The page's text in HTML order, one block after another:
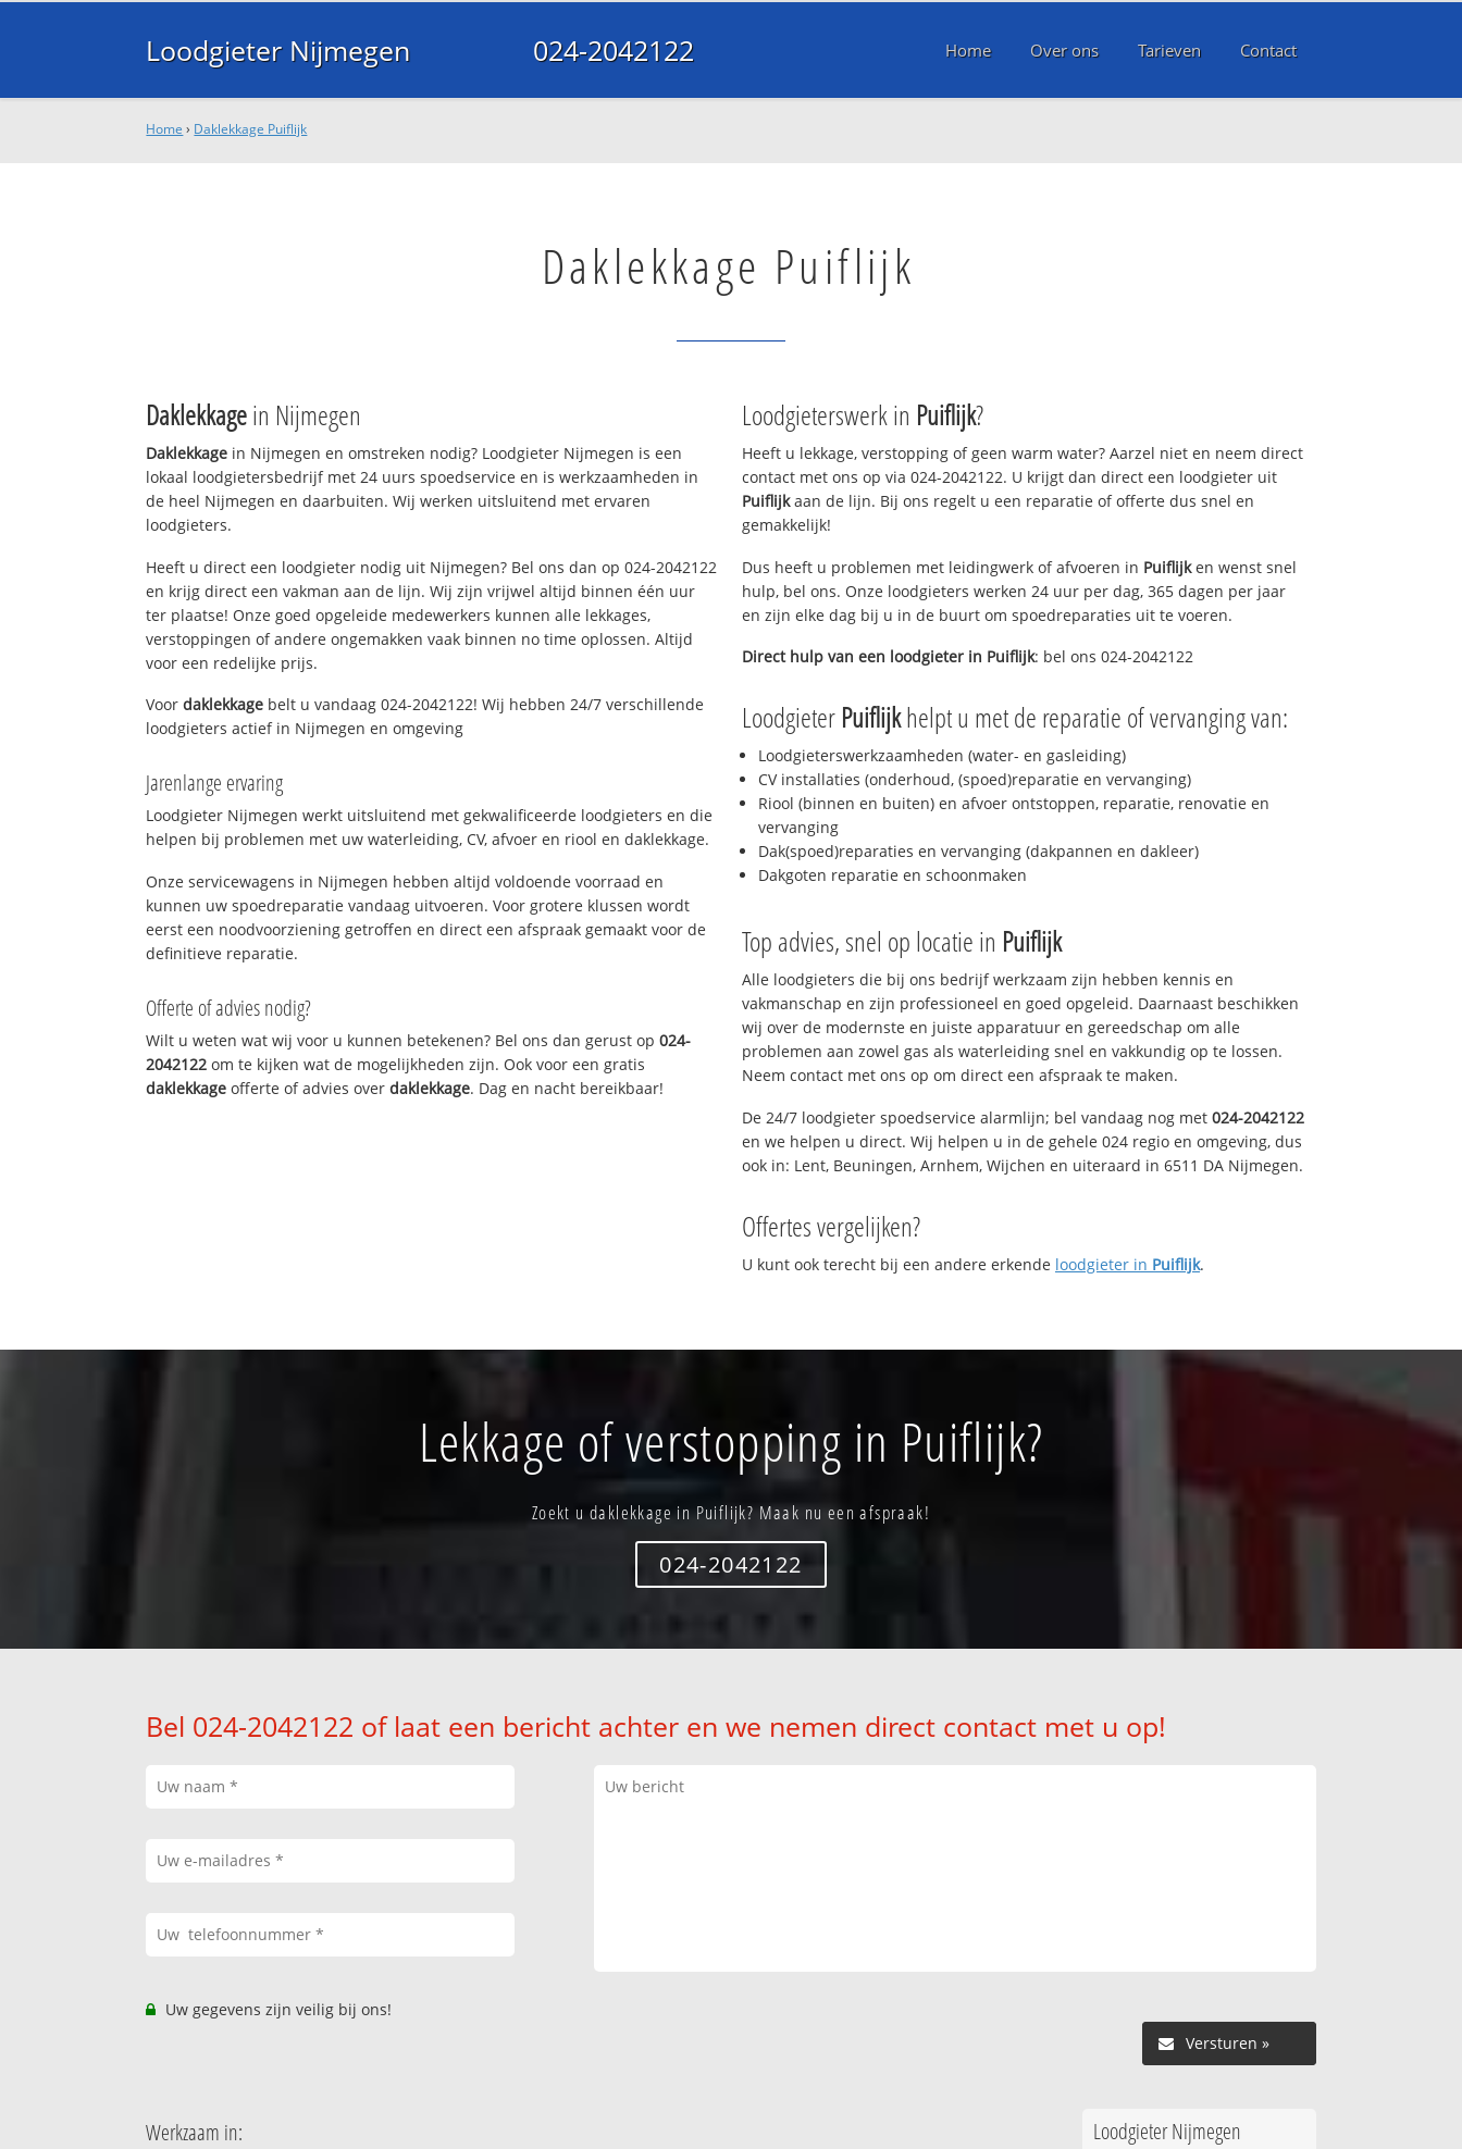
Loodgieter Nijmegen 024-2042122 Home Over ons Tarieven Contact
Home › Daklekkage Puiflijk
Daklekkage Puiflijk
Daklekkagein Nijmegen
Daklekkage in Nijmegen en omstreken nodig? Loodgieter Nijmegen is een
lokaal loodgietersbedrijf met 24 uurs spoedservice en is werkzaamheden in
de heel Nijmegen en daarbuiten. Wij werken uitsluitend met ervaren
loodgieters.
Heeft u direct een loodgieter nodig uit Nijmegen? Bel ons dan op 024-2042122
en krijg direct een vakman aan de lijn. Wij zijn vrijwel altijd binnen één uur
ter plaatse! Onze goed opgeleide medewerkers kunnen alle lekkages,
verstoppingen of andere ongemakken vaak binnen no time oplossen. Altijd
voor een redelijke prijs.
Voordaklekkage belt u vandaag 024-2042122! Wij hebben 24/7 verschillende
loodgieters actief in Nijmegen en omgeving
Jarenlange ervaring
Loodgieter Nijmegen werkt uitsluitend met gekwalificeerde loodgieters en die
helpen bij problemen met uw waterleiding, CV, afvoer en riool en daklekkage.
Onze servicewagens in Nijmegen hebben altijd voldoende voorraad en
kunnen uw spoedreparatie vandaag uitvoeren. Voor grotere klussen wordt
eerst een noodvoorziening getroffen en direct een afspraak gemaakt voor de
definitieve reparatie.
Offerte of advies nodig?
Wilt u weten wat wij voor u kunnen betekenen? Bel ons dan gerust op024-
2042122 om te kijken wat de mogelijkheden zijn. Ook voor een gratis
daklekkage offerte of advies overdaklekkage. Dag en nacht bereikbaar!
Loodgieterswerk in Puiflijk?
Heeft u lekkage, verstopping of geen warm water? Aarzel niet en neem direct
contact met ons op via 024-2042122. U krijgt dan direct een loodgieter uit
Puiflijkaan de lijn. Bij ons regelt u een reparatie of offerte dus snel en
gemakkelijk!
Dus heeft u problemen met leidingwerk of afvoeren in Puiflijken wenst snel
hulp, bel ons. Onze loodgieters werken 24 uur per dag, 365 dagen per jaar
en zijn elke dag bij u in de buurt om spoedreparaties uit te voeren.
Direct hulp van een loodgieter in Puiflijk: bel ons 024-2042122
Loodgieter Puiflijkhelpt u met de reparatie of vervanging van:
Loodgieterswerkzaamheden (water- en gasleiding)
CV installaties (onderhoud, (spoed)reparatie en vervanging)
Riool (binnen en buiten) en afvoer ontstoppen, reparatie, renovatie en
vervanging
Dak(spoed)reparaties en vervanging (dakpannen en dakleer)
Dakgoten reparatie en schoonmaken
Top advies, snel op locatie in Puiflijk
Alle loodgieters die bij ons bedrijf werkzaam zijn hebben kennis en
vakmanschap en zijn professioneel en goed opgeleid. Daarnaast beschikken
wij over de modernste en juiste apparatuur en gereedschap om alle
problemen aan zowel gas als waterleiding snel en vakkundig op te lossen.
Neem contact met ons op om direct een afspraak te maken.
De 24/7 loodgieter spoedservice alarmlijn; bel vandaag nog met 024-2042122
en we helpen u direct. Wij helpen u in de gehele 024 regio en omgeving, dus
ook in: Lent, Beuningen, Arnhem, Wijchen en uiteraard in 6511 DA Nijmegen.
Offertes vergelijken?
U kunt ook terecht bij een andere erkende loodgieter in Puiflijk.
Lekkage of verstopping in Puiflijk?
Zoekt u daklekkage in Puiflijk? Maak nu een afspraak!
024-2042122
Bel 024-2042122 of laat een bericht achter en we nemen direct contact met u op!
Uw gegevens zijn veilig bij ons!
Versturen »
Werkzaam in: Loodgieter Nijmegen